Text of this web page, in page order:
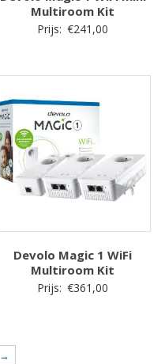
Multiroom Kit
Prijs: €241,00
Devolo Magic 1 WiFi
Multiroom Kit
Prijs: €361,00
→